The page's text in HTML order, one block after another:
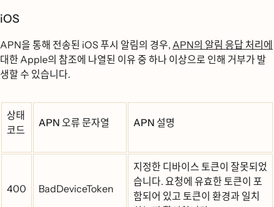
iOS
APN을 통해 전송된 iOS 푸시 알림의 경우, APN의 알림 응답 처리에
대한 Apple의 참조에 나열된 이유 중 하나 이상으로 인해 거부가 발
생할 수 있습니다.
상태
코드
APN 오류 문자열 APN 설명
400 BadDeviceToken
지정한 디바이스 토큰이 잘못되었
습니다. 요청에 유효한 토큰이 포
함되어 있고 토큰이 환경과 일치